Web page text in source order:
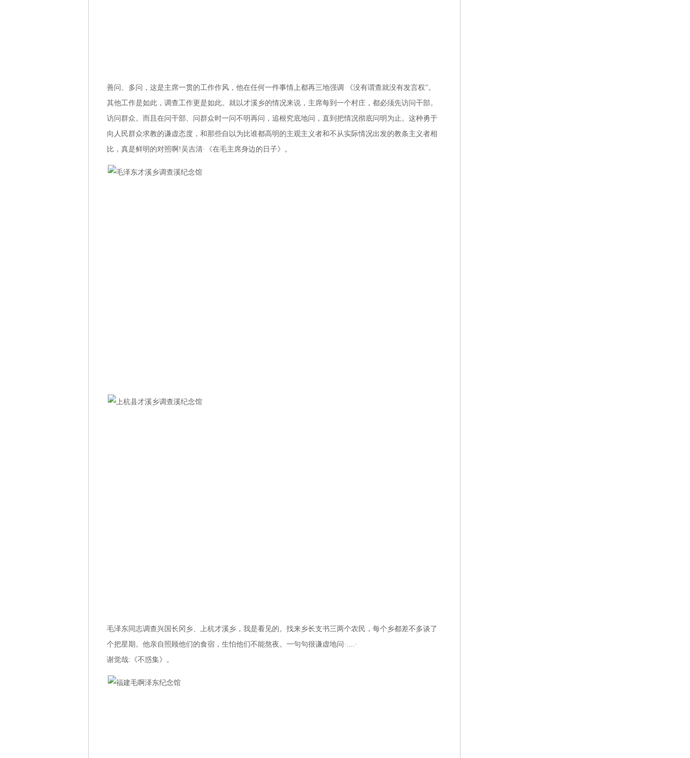
善问、多问，这是主席一贯的工作作风，他在任何一件事情上都再三地强调 《没有谓查就没有发言权”。
其他工作是如此，调查工作更是如此。就以才溪乡的情况来说，主席每到一个村庄，都必须先访问干部。
访问群众。而且在问干部、问群众时一问不明再问，追根究底地问，直到把情况彻底问明为止。这种勇于
向人民群众求教的谦虚态度，和那些自以为比谁都高明的主观主义者和不从实际情况出发的教条主义者相
比，真是鲜明的对照啊!吴吉清·《在毛主席身边的日子》。
毛泽东同志调查兴国长冈乡、上杭才溪乡，我是看见的。找来乡长支书三两个农民，每个乡都差不多谈了
个把星期。他亲自照顾他们的食宿，生怕他们不能熬夜。一句句很谦虚地问·....·
谢觉哉:《不惑集》。